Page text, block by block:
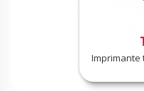
Imprimante